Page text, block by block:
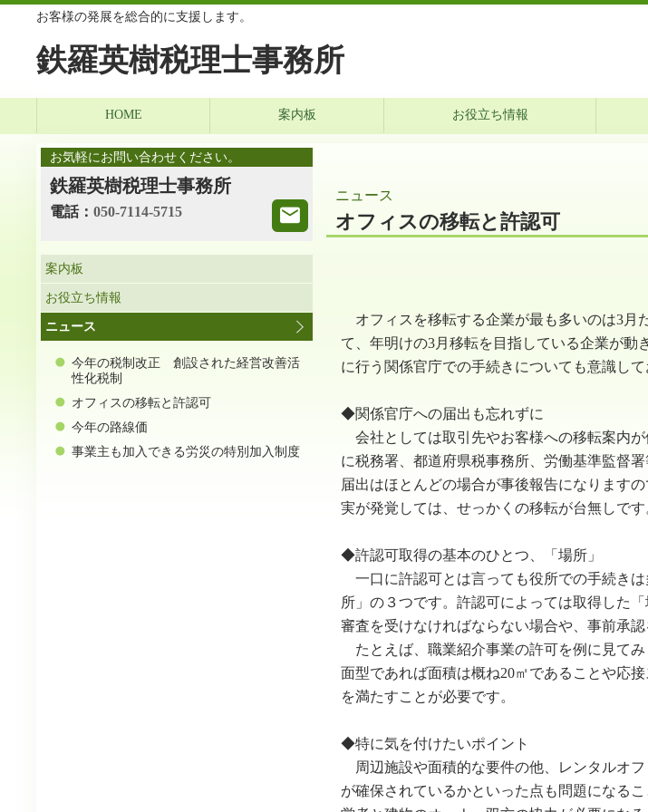
お客様の発展を総合的に支援します。
鉄羅英樹税理士事務所
HOME 案内板 お役立ち情報
ニュース
オフィスの移転と許認可
オフィスを移転する企業が最も多いのは3月
て、年明けの3月移転を目指している企業が動
に行う関係官庁での手続きについても意識して
◆関係官庁への届出も忘れずに
会社としては取引先やお客様への移転案内
に税務署、都道府県税事務所、労働基準監督
届出はほとんどの場合が事後報告になります
実が発覚しては、せっかくの移転が台無しです
◆許認可取得の基本のひとつ、「場所」
一口に許認可とは言っても役所での手続き
所」の３つです。許認可によっては取得した
審査を受けなければならない場合や、事前承認
たとえば、職業紹介事業の許可を例に見て
面型であれば面積は概ね20㎡であることや応
を満たすことが必要です。
◆特に気を付けたいポイント
周辺施設や面積的な要件の他、レンタルオ
が確保されているかといった点も問題になる
お気軽にお問い合わせください。
鉄羅英樹税理士事務所
電話： 050-7114-5715
案内板
お役立ち情報
ニュース
今年の税制改正 創設された経営改善活
性化税制
オフィスの移転と許認可
今年の路線価
事業主も加入できる労災の特別加入制度